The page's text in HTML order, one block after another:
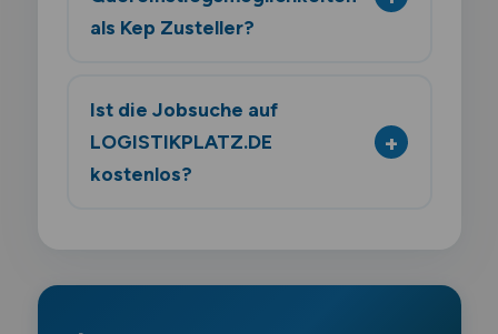
als Kep Zusteller?
Ist die Jobsuche auf
LOGISTIKPLATZ.DE
kostenlos?